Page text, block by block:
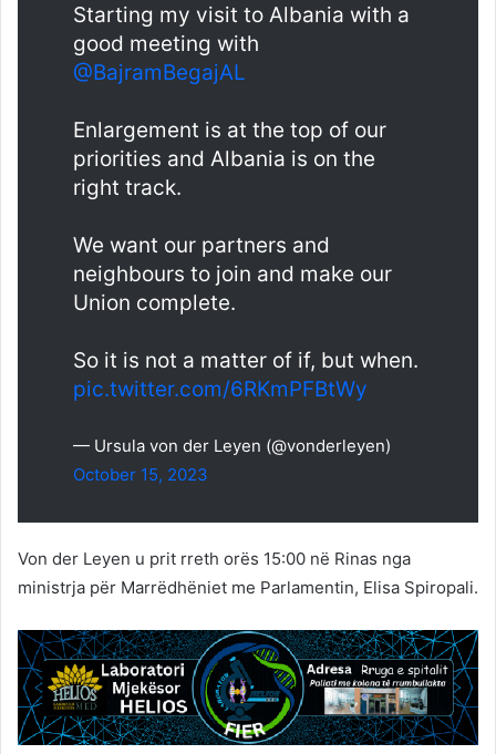
Starting my visit to Albania with a
good meeting with
@BajramBegajAL
Enlargement is at the top of our
priorities and Albania is on the
right track.
We want our partners and
neighbours to join and make our
Union complete.
So it is not a matter of if, but when.
pic.twitter.com/6RKmPFBtWy
— Ursula von der Leyen (@vonderleyen)
October 15, 2023
Von der Leyen u prit rreth orës 15:00 në Rinas nga
ministrja për Marrëdhëniet me Parlamentin, Elisa Spiropali.